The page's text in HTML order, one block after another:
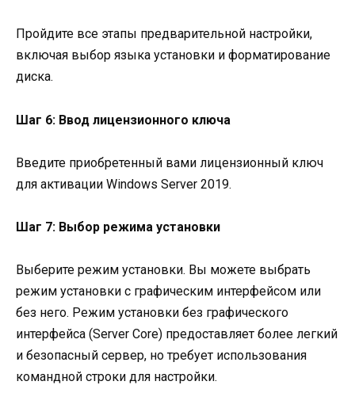
Пройдите все этапы предварительной настройки,
включая выбор языка установки и форматирование
диска.
Шаг 6: Ввод лицензионного ключа
Введите приобретенный вами лицензионный ключ
для активации Windows Server 2019.
Шаг 7: Выбор режима установки
Выберите режим установки. Вы можете выбрать
режим установки с графическим интерфейсом или
без него. Режим установки без графического
интерфейса (Server Core) предоставляет более легкий
и безопасный сервер, но требует использования
командной строки для настройки.